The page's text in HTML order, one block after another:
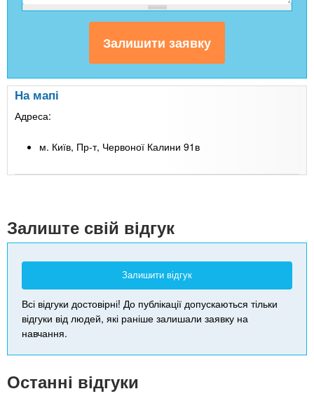
На мапі
Адреса:
м. Київ, Пр-т, Червоної Калини 91в
Залиште свій відгук
Залишити відгук
Всі відгуки достовірні! До публікації допускаються тільки
відгуки від людей, які раніше залишали заявку на
навчання.
Останні відгуки